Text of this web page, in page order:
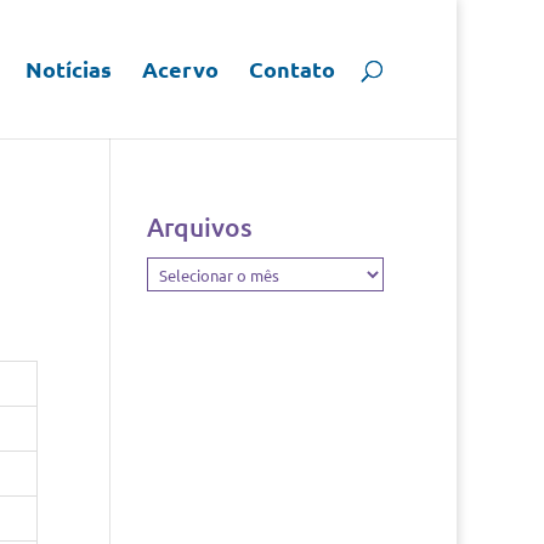
Notícias Acervo Contato
Arquivos
Arquivos